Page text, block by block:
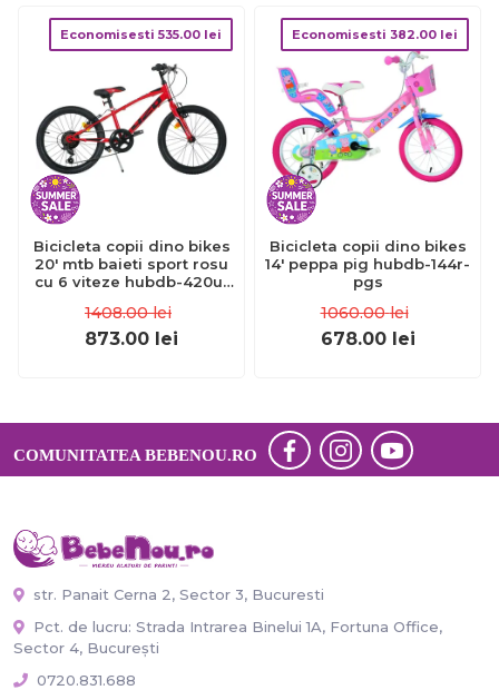
Economisesti 535.00 lei
Bicicleta copii dino bikes
20' mtb baieti sport rosu
cu 6 viteze hubdb-420u-
1408.00 lei
873.00 lei
Economisesti 382.00 lei
Bicicleta copii dino bikes
14' peppa pig hubdb-144r-
pgs
1060.00 lei
678.00 lei
COMUNITATEA BEBENOU.RO
str. Panait Cerna 2, Sector 3, Bucuresti
Pct. de lucru: Strada Intrarea Binelui 1A, Fortuna Office,
Sector 4, București
0720.831.688